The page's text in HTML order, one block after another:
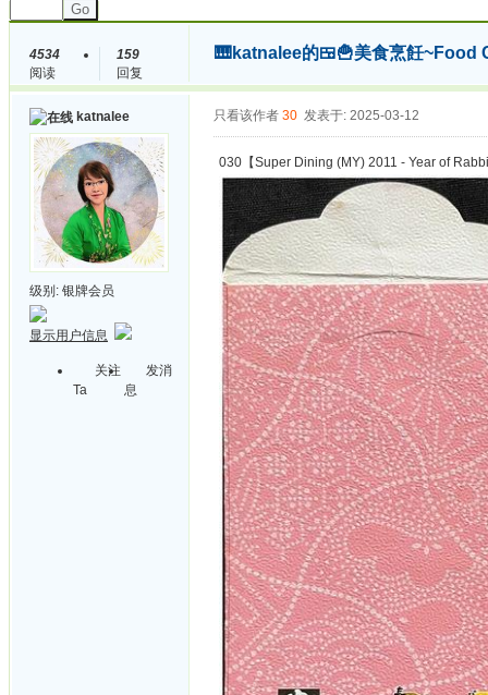
Go
4534
阅读
159
回复
🎹katnalee的🍱🍟美食烹飪~Food
katnalee
级别: 银牌会员
显示用户信息
关注
Ta
发消
息
只看该作者 30 发表于: 2025-03-12
030【Super Dining (MY) 2011 - Year of